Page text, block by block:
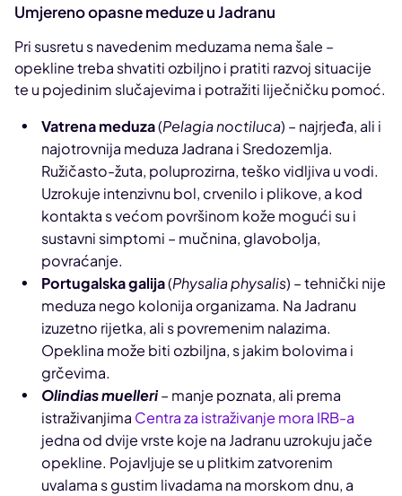
Umjereno opasne meduze u Jadranu
Pri susretu s navedenim meduzama nema šale –
opekline treba shvatiti ozbiljno i pratiti razvoj situacije
te u pojedinim slučajevima i potražiti liječničku pomoć.
Vatrena meduza(Pelagia noctiluca) – najrjeđa, ali i
najotrovnija meduza Jadrana i Sredozemlja.
Ružičasto-žuta, poluprozirna, teško vidljiva u vodi.
Uzrokuje intenzivnu bol, crvenilo i plikove, a kod
kontakta s većom površinom kože mogući su i
sustavni simptomi – mučnina, glavobolja,
povraćanje.
Portugalska galija(Physalia physalis) – tehnički nije
meduza nego kolonija organizama. Na Jadranu
izuzetno rijetka, ali s povremenim nalazima.
Opeklina može biti ozbiljna, s jakim bolovima i
grčevima.
Olindias muelleri– manje poznata, ali prema
istraživanjima Centra za istraživanje mora IRB-a
jedna od dvije vrste koje na Jadranu uzrokuju jače
opekline. Pojavljuje se u plitkim zatvorenim
uvalama s gustim livadama na morskom dnu, a